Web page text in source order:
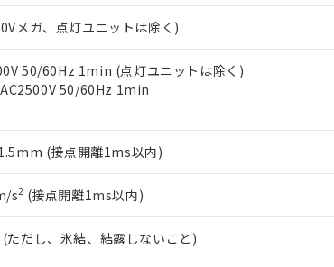
メガ、点灯ユニットは除く)
50/60Hz 1min (点灯ユニットは除く)
50/60Hz 1min
(接点開離1ms以内)
s2 (接点開離1ms以内)
だし、氷結、結露しないこと)
同利用者とは、"個人情報の共同利用に関して"
指します。
書をダウンロードすることができます。
10物質）の非含有証明書
明書（当社基準）
日時点で非含有を証明するもので、過去に遡って非含
のフタル酸エステル類４物質の対応では、対応完了
備考欄に対応日を記載しておりました。
応品への在庫切替を完了していることから、特段のこ
す。